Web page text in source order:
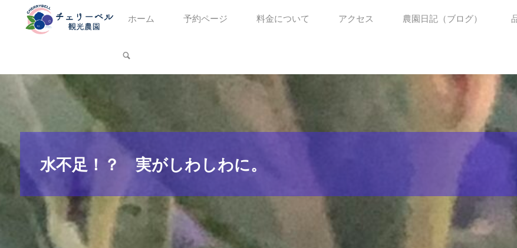
ッ
ホーム 予約ページ 料金について アクセス 農園日記（ブログ）
水不足！？ 実がしわしわに。